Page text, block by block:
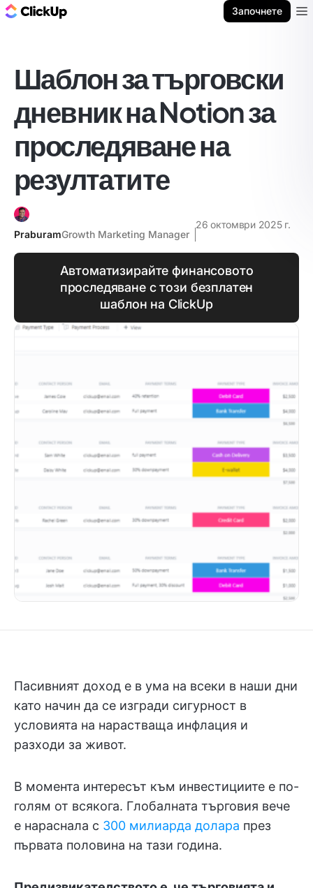
Започнете
Шаблон за търговски
дневник на Notion за
проследяване на
резултатите
PraburamGrowth Marketing Manager
26 октомври 2025 г.
Автоматизирайте финансовото
проследяване с този безплатен
шаблон на ClickUp
Пасивният доход е в ума на всеки в наши дни
като начин да се изгради сигурност в
условията на нарастваща инфлация и
разходи за живот.
В момента интересът към инвестициите е по-
голям от всякога. Глобалната търговия вече
е нараснала с 300 милиарда долара през
първата половина на тази година.